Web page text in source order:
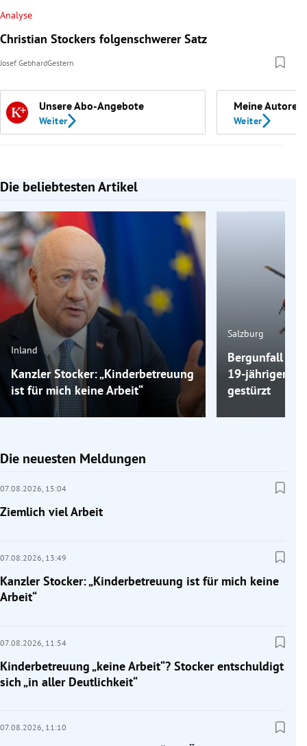
Analyse
Christian Stockers folgenschwerer Satz
Josef GebhardGestern
Unsere Abo-Angebote
Weiter
Meine Autoren
Weiter
Die beliebtesten Artikel
Slide 1 von 7
Inland
Kanzler Stocker: „Kinderbetreuung
ist für mich keine Arbeit“
Salzburg
Bergunfall am
19-jähriger
gestürzt
Die neuesten Meldungen
07.08.2026, 15:04
Ziemlich viel Arbeit
07.08.2026, 13:49
Kanzler Stocker: „Kinderbetreuung ist für mich keine
Arbeit“
07.08.2026, 11:54
Kinderbetreuung „keine Arbeit“? Stocker entschuldigt
sich „in aller Deutlichkeit“
07.08.2026, 11:10